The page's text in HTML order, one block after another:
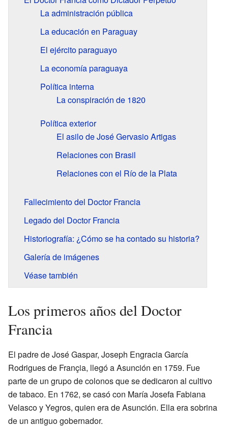
La administración pública
La educación en Paraguay
El ejército paraguayo
La economía paraguaya
Política interna
La conspiración de 1820
Política exterior
El asilo de José Gervasio Artigas
Relaciones con Brasil
Relaciones con el Río de la Plata
Fallecimiento del Doctor Francia
Legado del Doctor Francia
Historiografía: ¿Cómo se ha contado su historia?
Galería de imágenes
Véase también
Los primeros años del Doctor
Francia
El padre de José Gaspar, Joseph Engracia García
Rodrigues de Françia, llegó a Asunción en 1759. Fue
parte de un grupo de colonos que se dedicaron al cultivo
de tabaco. En 1762, se casó con María Josefa Fabiana
Velasco y Yegros, quien era de Asunción. Ella era sobrina
de un antiguo gobernador.